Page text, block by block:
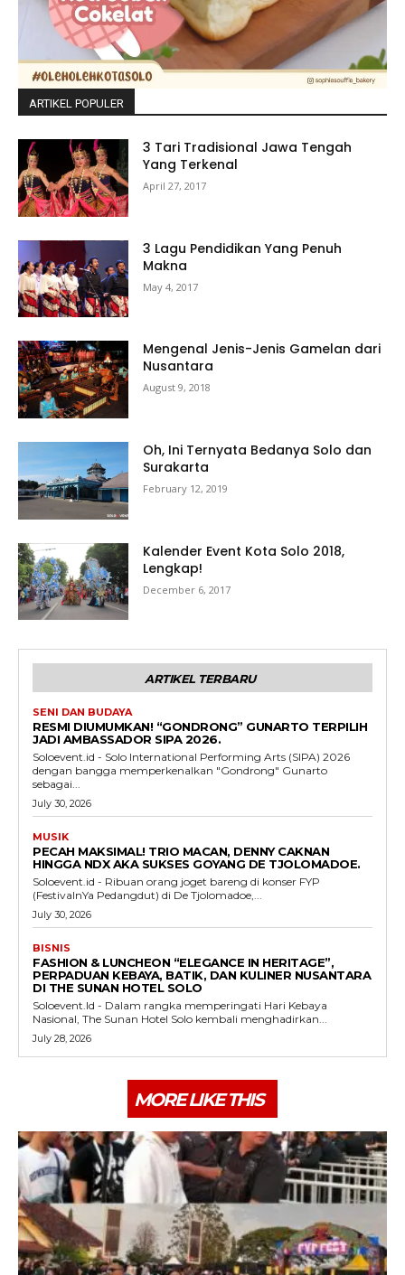
ARTIKEL POPULER
3 Tari Tradisional Jawa Tengah
Yang Terkenal
April 27, 2017
3 Lagu Pendidikan Yang Penuh
Makna
May 4, 2017
Mengenal Jenis-Jenis Gamelan dari
Nusantara
August 9, 2018
Oh, Ini Ternyata Bedanya Solo dan
Surakarta
February 12, 2019
Kalender Event Kota Solo 2018,
Lengkap!
December 6, 2017
ARTIKEL TERBARU
SENI DAN BUDAYA
RESMI DIUMUMKAN! “GONDRONG” GUNARTO TERPILIH
JADI AMBASSADOR SIPA 2026.
Soloevent.id - Solo International Performing Arts (SIPA) 2026
dengan bangga memperkenalkan "Gondrong" Gunarto
sebagai...
July 30, 2026
MUSIK
PECAH MAKSIMAL! TRIO MACAN, DENNY CAKNAN
HINGGA NDX AKA SUKSES GOYANG DE TJOLOMADOE.
Soloevent.id - Ribuan orang joget bareng di konser FYP
(FestivalnYa Pedangdut) di De Tjolomadoe,...
July 30, 2026
BISNIS
FASHION & LUNCHEON “ELEGANCE IN HERITAGE”,
PERPADUAN KEBAYA, BATIK, DAN KULINER NUSANTARA
DI THE SUNAN HOTEL SOLO
Soloevent.Id - Dalam rangka memperingati Hari Kebaya
Nasional, The Sunan Hotel Solo kembali menghadirkan...
July 28, 2026
MORE LIKE THIS